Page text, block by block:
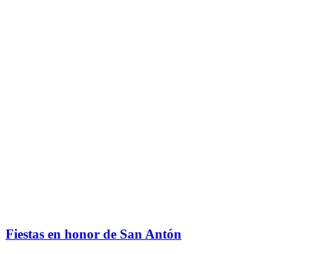
Fiestas en honor de San Antón